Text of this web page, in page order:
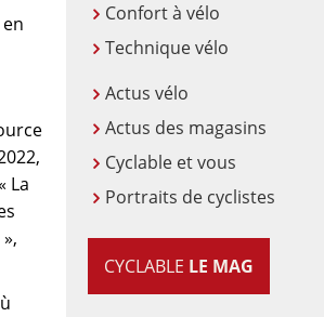
La
Confort à vélo
Technique vélo
Actus vélo
Actus des magasins
Cyclable et vous
Portraits de cyclistes
CYCLABLE LE MAG